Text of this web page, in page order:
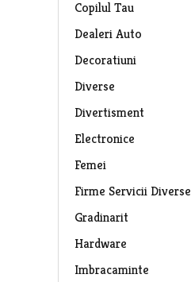
Copilul Tau
Dealeri Auto
Decoratiuni
Diverse
Divertisment
Electronice
Femei
Firme Servicii Diverse
Gradinarit
Hardware
Imbracaminte